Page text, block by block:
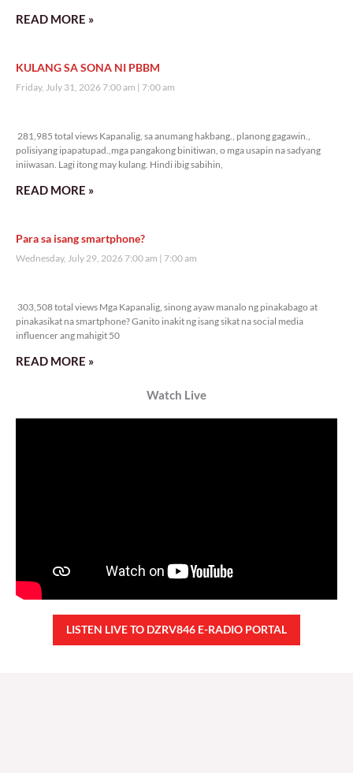
READ MORE »
KULANG SA SONA NI PBBM
Friday, July 31, 2026 7:00 am 7:00 am
281,985 total views Kapanalig, sa anumang hakbang., planong gagawin.,
polisiyang ipapatupad.,mga pangakong binitiwan, o mga usapin na sadyang
iniiwasan. Lagi itong may kulang. Hindi ibig sabihin,
READ MORE »
Para sa isang smartphone?
Wednesday, July 29, 2026 7:00 am 7:00 am
303,508 total views Mga Kapanalig, sinong ayaw manalo ng pinakabago at
pinakasikat na smartphone? Ganito inakit ng isang sikat na social media
influencer ang mahigit 50
READ MORE »
Watch Live
LISTEN LIVE TO DZRV846 E-RADIO PORTAL